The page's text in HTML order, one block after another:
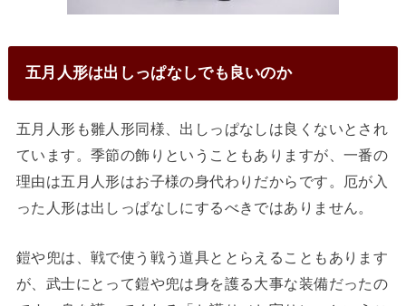
五月人形は出しっぱなしでも良いのか
五月人形も雛人形同様、出しっぱなしは良くないとされ
ています。季節の飾りということもありますが、一番の
理由は五月人形はお子様の身代わりだからです。厄が入
った人形は出しっぱなしにするべきではありません。
鎧や兜は、戦で使う戦う道具ととらえることもあります
が、武士にとって鎧や兜は身を護る大事な装備だったの